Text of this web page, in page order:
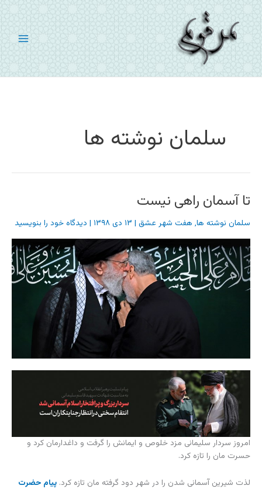
پرش
به
محتوا
سلمان نوشته ها
تا آسمان راهی نیست
سلمان نوشته ها, هفت شهر عشق | ۱۳ دی ۱۳۹۸ | دیدگاه‌ خود را بنویسید
امروز سردار سلیمانی مزد خلوص و ایمانش را گرفت و داغدارمان کرد و
حسرت مان را تازه کرد.
لذت شیرین آسمانی شدن را در شهر دود گرفته مان تازه کرد. پیام حضرت